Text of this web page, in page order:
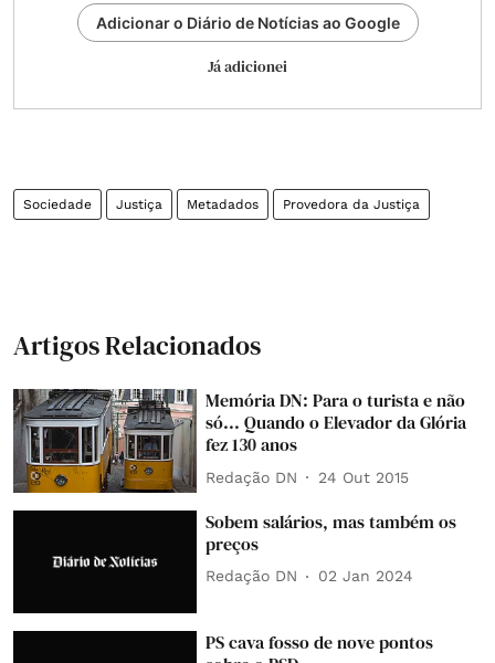
Adicionar o Diário de Notícias ao Google
Já adicionei
Sociedade Justiça Metadados Provedora da Justiça
Artigos Relacionados
Memória DN: Para o turista e não
só... Quando o Elevador da Glória
fez 130 anos
Redação DN 24 Out 2015
Sobem salários, mas também os
preços
Redação DN 02 Jan 2024
PS cava fosso de nove pontos